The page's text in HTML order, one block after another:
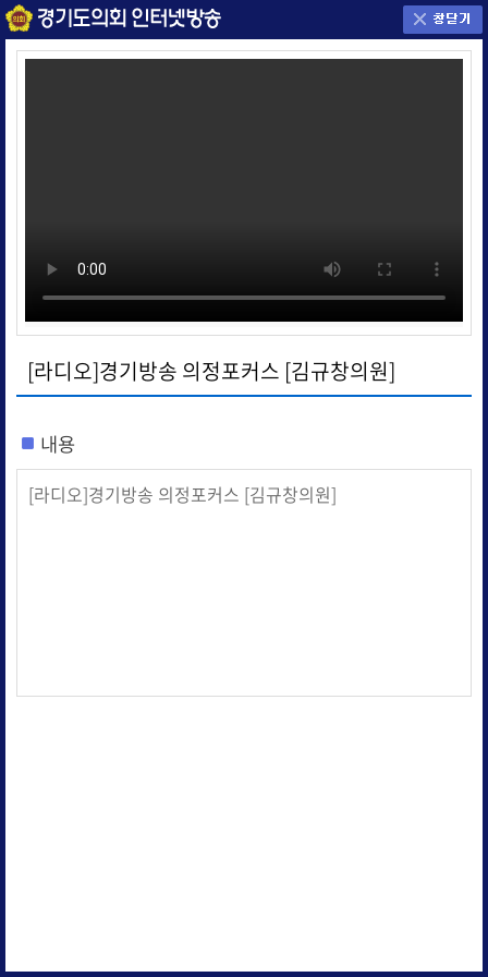
[라디오]경기방송 의정포커스 [김규창의원]
내용
[라디오]경기방송 의정포커스 [김규창의원]